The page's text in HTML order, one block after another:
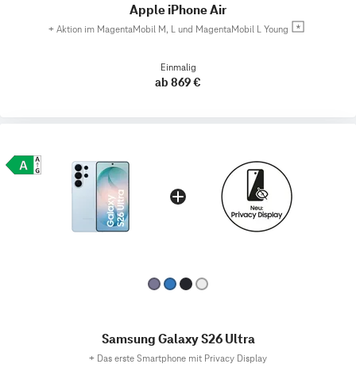
Apple iPhone Air
+ Aktion im MagentaMobil M, L und MagentaMobil L Young
Einmalig
ab 869 €
Samsung Galaxy S26 Ultra
+ Das erste Smartphone mit Privacy Display